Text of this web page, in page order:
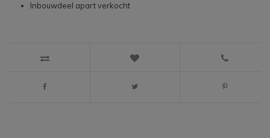
Inbouwdeel apart verkocht